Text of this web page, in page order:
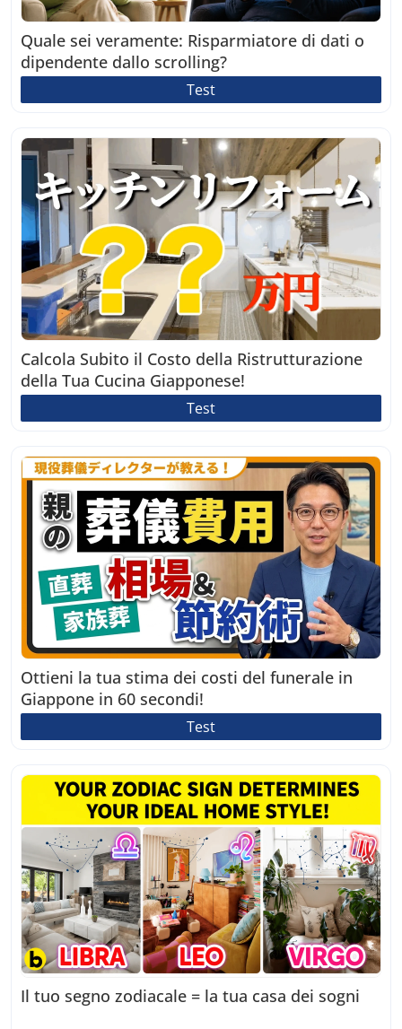
Quale sei veramente: Risparmiatore di dati o
dipendente dallo scrolling?
Test
Calcola Subito il Costo della Ristrutturazione
della Tua Cucina Giapponese!
Test
Ottieni la tua stima dei costi del funerale in
Giappone in 60 secondi!
Test
Il tuo segno zodiacale = la tua casa dei sogni